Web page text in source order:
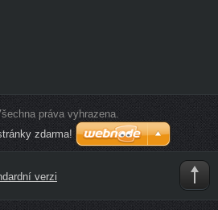
práva vyhrazena.
zdarma!
verzi